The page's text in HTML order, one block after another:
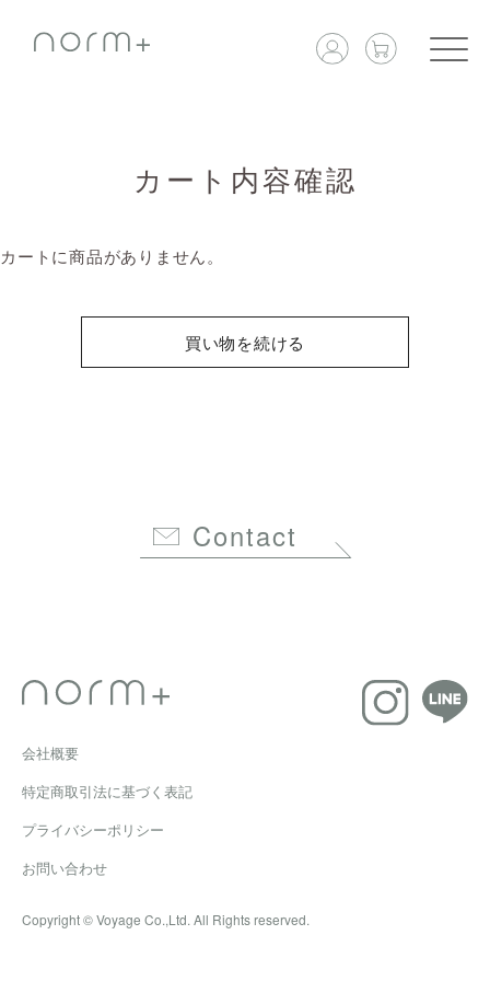
カート内容確認
カートに商品がありません。
買い物を続ける
Contact
会社概要
特定商取引法に基づく表記
プライバシーポリシー
お問い合わせ
Copyright © Voyage Co.,Ltd. All Rights reserved.